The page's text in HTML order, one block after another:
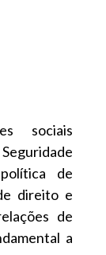
sociais
de
direito e
de
a